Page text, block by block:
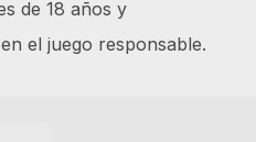
de 18 años y
el juego responsable.